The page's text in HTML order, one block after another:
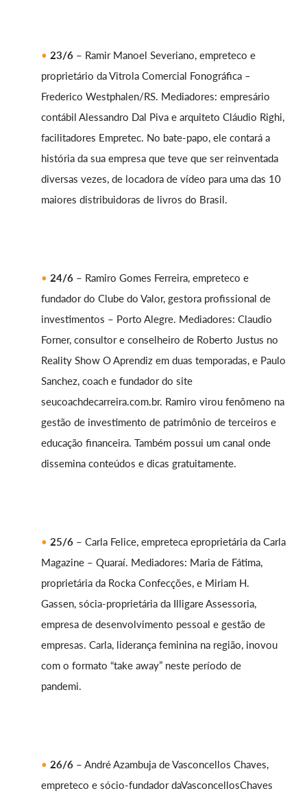
23/6 – Ramir Manoel Severiano, empreteco e
proprietário da Vitrola Comercial Fonográfica –
Frederico Westphalen/RS. Mediadores: empresário
contábil Alessandro Dal Piva e arquiteto Cláudio Righi,
facilitadores Empretec. No bate-papo, ele contará a
história da sua empresa que teve que ser reinventada
diversas vezes, de locadora de vídeo para uma das 10
maiores distribuidoras de livros do Brasil.
24/6 – Ramiro Gomes Ferreira, empreteco e
fundador do Clube do Valor, gestora profissional de
investimentos – Porto Alegre. Mediadores: Claudio
Forner, consultor e conselheiro de Roberto Justus no
Reality Show O Aprendiz em duas temporadas, e Paulo
Sanchez, coach e fundador do site
seucoachdecarreira.com.br. Ramiro virou fenômeno na
gestão de investimento de patrimônio de terceiros e
educação financeira. Também possui um canal onde
dissemina conteúdos e dicas gratuitamente.
25/6 – Carla Felice, empreteca eproprietária da Carla
Magazine – Quaraí. Mediadores: Maria de Fátima,
proprietária da Rocka Confecções, e Miriam H.
Gassen, sócia-proprietária da Illigare Assessoria,
empresa de desenvolvimento pessoal e gestão de
empresas. Carla, liderança feminina na região, inovou
com o formato “take away” neste período de
pandemi.
26/6 – André Azambuja de Vasconcellos Chaves,
empreteco e sócio-fundador daVasconcellosChaves